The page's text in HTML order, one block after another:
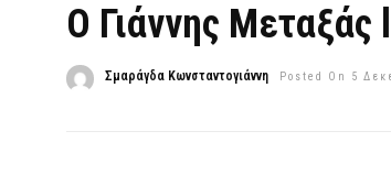
Ο Γιάννης
Σμαράγδα Κωνσταντογιάννη Posted On 5